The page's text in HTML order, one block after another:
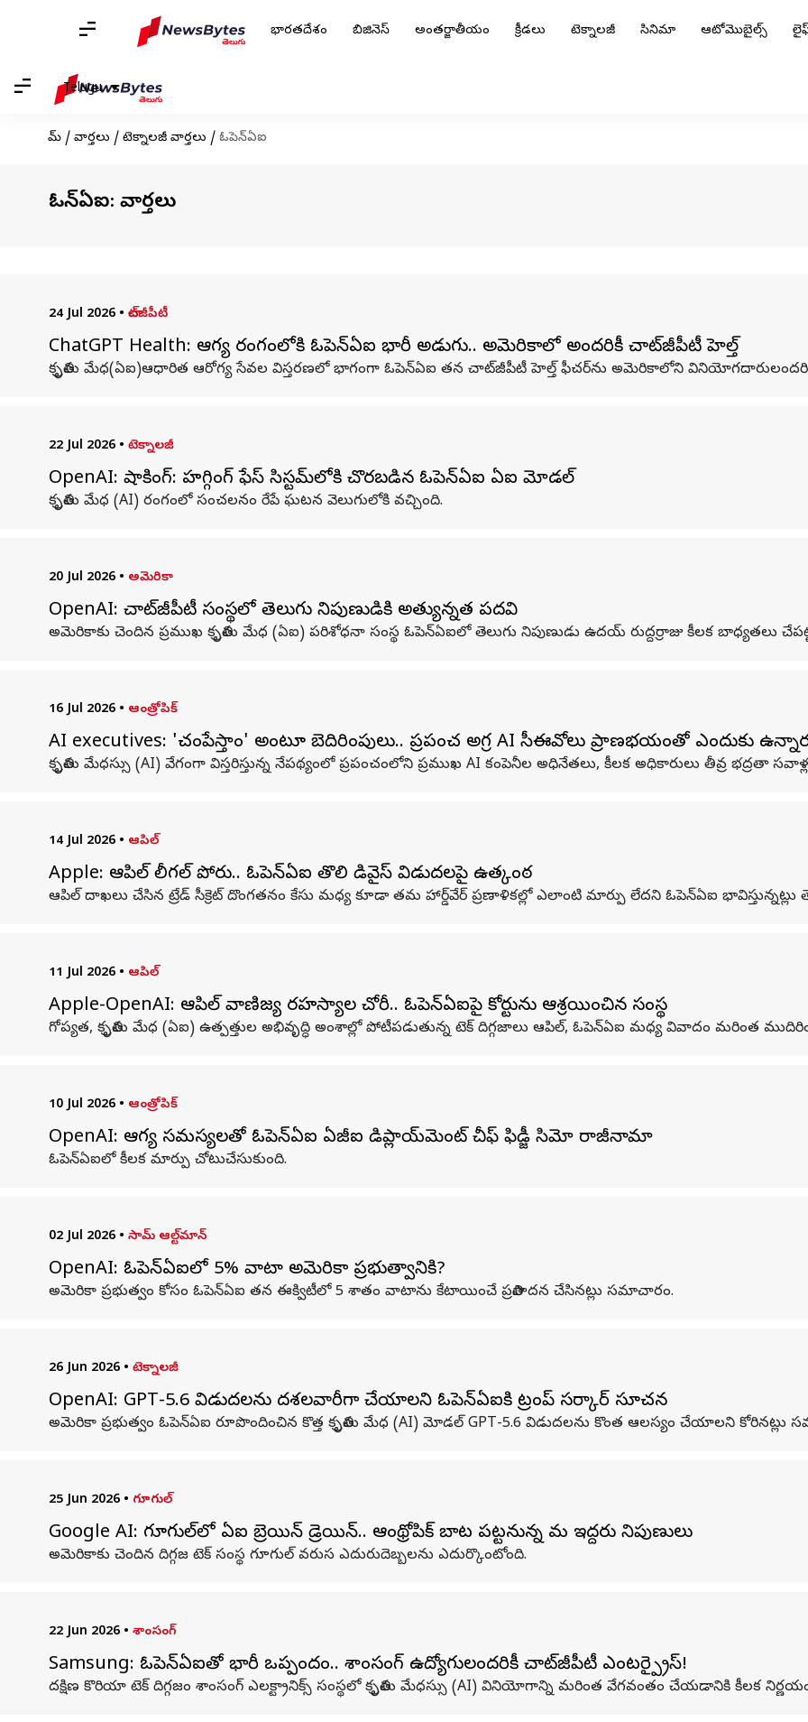
భారతదేశం బిజినెస్ అంతర్జాతీయం క్రీడలు టెక్నాలజీ సినిమా ఆటోమొబైల్స్
Telugu
హోమ్ / వార్తలు / టెక్నాలజీ వార్తలు / ఓపెన్ఏఐ
ఓపెన్ఏఐ: వార్తలు
24 Jul 2026 • చాట్‌జీపీటీ
ChatGPT Health: ఆరోగ్య రంగంలోకి ఓపెన్‌ఏఐ భారీ అడుగు.. అమెరికాలో అందరికీ చాట్‌జీపీటీ హెల్త్
కృత్రిమ మేధ(ఏఐ)ఆధారిత ఆరోగ్య సేవల విస్తరణలో భాగంగా ఓపెన్‌ఏఐ తన చాట్‌జీపీటీ హెల్త్ ఫీచర్‌ను అమెరికాలోని
22 Jul 2026 • టెక్నాలజీ
OpenAI: షాకింగ్: హగ్గింగ్ ఫేస్ సిస్టమ్‌లోకి చొరబడిన ఓపెన్‌ఏఐ ఏఐ మోడల్
కృత్రిమ మేధ (AI) రంగంలో సంచలనం రేపే ఘటన వెలుగులోకి వచ్చింది.
20 Jul 2026 • అమెరికా
OpenAI: చాట్‌జీపీటీ సంస్థలో తెలుగు నిపుణుడికి అత్యున్నత పదవి
అమెరికాకు చెందిన ప్రముఖ కృత్రిమ మేధ (ఏఐ) పరిశోధనా సంస్థ ఓపెన్‌ఏఐలో తెలుగు నిపుణుడు ఉదయ్‌ రుద్దర్రాజు కీలక బాధ్యతలు
16 Jul 2026 • ఆంత్రోపిక్
AI executives: 'చంపేస్తాం' అంటూ బెదిరింపులు.. ప్రపంచ అగ్ర AI సీఈవోలు ప్రాణభయంతో ఎందుకు
కృత్రిమ మేధస్సు (AI) వేగంగా విస్తరిస్తున్న నేపథ్యంలో ప్రపంచంలోని ప్రముఖ AI కంపెనీల అధినేతలు, కీలక అధికారులు తీవ్ర భద్రతా
14 Jul 2026 • ఆపిల్
Apple: ఆపిల్ లీగల్ పోరు.. ఓపెన్‌ఏఐ తొలి డివైస్ విడుదలపై ఉత్కంఠ
ఆపిల్ దాఖలు చేసిన ట్రేడ్ సీక్రెట్ దొంగతనం కేసు మధ్య కూడా తమ హార్డ్‌వేర్ ప్రణాళికల్లో ఎలాంటి మార్పు లేదని ఓపెన్‌ఏఐ భావిస్తున్నట్లు
11 Jul 2026 • ఆపిల్
Apple-OpenAI: ఆపిల్ వాణిజ్య రహస్యాల చోరీ.. ఓపెన్‌ఏఐపై కోర్టును ఆశ్రయించిన సంస్థ
గోప్యత, కృత్రిమ మేధ (ఏఐ) ఉత్పత్తుల అభివృద్ధి అంశాల్లో పోటీపడుతున్న టెక్ దిగ్గజాలు ఆపిల్, ఓపెన్‌ఏఐ మధ్య వివాదం మరింత
10 Jul 2026 • ఆంత్రోపిక్
OpenAI: ఆరోగ్య సమస్యలతో ఓపెన్‌ఏఐ ఏజీఐ డిప్లాయ్‌మెంట్‌ చీఫ్ ఫిడ్జీ సిమో రాజీనామా
ఓపెన్‌ఏఐలో కీలక మార్పు చోటుచేసుకుంది.
02 Jul 2026 • సామ్ ఆల్ట్‌మాన్‌
OpenAI: ఓపెన్‌ఏఐలో 5% వాటా అమెరికా ప్రభుత్వానికి?
అమెరికా ప్రభుత్వం కోసం ఓపెన్‌ఏఐ తన ఈక్విటీలో 5 శాతం వాటాను కేటాయించే ప్రతిపాదన చేసినట్లు సమాచారం.
26 Jun 2026 • టెక్నాలజీ
OpenAI: GPT-5.6 విడుదలను దశలవారీగా చేయాలని ఓపెన్‌ఏఐకి ట్రంప్ సర్కార్ సూచన
అమెరికా ప్రభుత్వం ఓపెన్‌ఏఐ రూపొందించిన కొత్త కృత్రిమ మేధ (AI) మోడల్ GPT-5.6 విడుదలను కొంత ఆలస్యం చేయాలని కోరినట్లు
25 Jun 2026 • గూగుల్
Google AI: గూగుల్‌లో ఏఐ బ్రెయిన్ డ్రెయిన్‌.. ఆంథ్రోపిక్‌ బాట పట్టనున్న మరో ఇద్దరు నిపుణులు
అమెరికాకు చెందిన దిగ్గజ టెక్ సంస్థ గూగుల్ వరుస ఎదురుదెబ్బలను ఎదుర్కొంటోంది.
22 Jun 2026 • శాంసంగ్
Samsung: ఓపెన్‌ఏఐతో భారీ ఒప్పందం.. శాంసంగ్ ఉద్యోగులందరికీ చాట్‌జీపీటీ ఎంటర్ప్రైస్!
దక్షిణ కొరియా టెక్ దిగ్గజం శాంసంగ్ ఎలక్ట్రానిక్స్ సంస్థలో కృత్రిమ మేధస్సు (AI) వినియోగాన్ని మరింత వేగవంతం చేయడానికి కీలక